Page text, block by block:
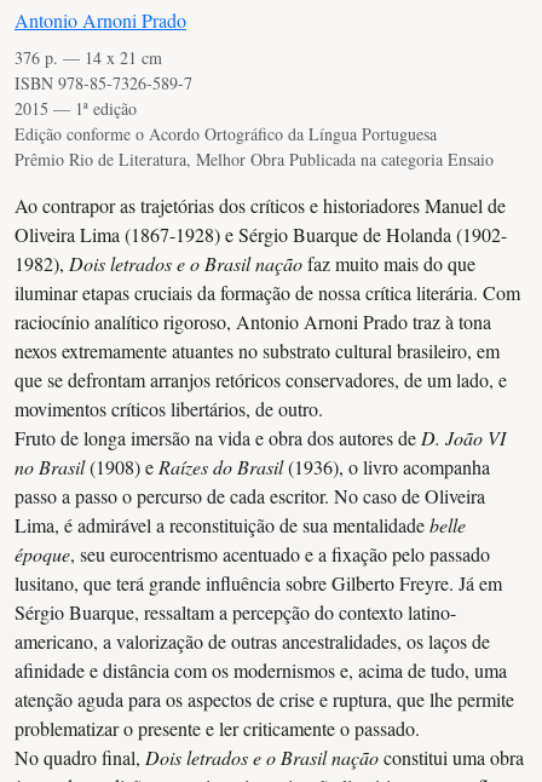
Antonio Arnoni Prado
376 p. — 14 x 21 cm
ISBN 978-85-7326-589-7
2015 — 1ª edição
Edição conforme o Acordo Ortográfico da Língua Portuguesa
Prêmio Rio de Literatura, Melhor Obra Publicada na categoria Ensaio
Ao contrapor as trajetórias dos críticos e historiadores Manuel de
Oliveira Lima (1867-1928) e Sérgio Buarque de Holanda (1902-
1982), Dois letrados e o Brasil naçãofaz muito mais do que
iluminar etapas cruciais da formação de nossa crítica literária. Com
raciocínio analítico rigoroso, Antonio Arnoni Prado traz à tona
nexos extremamente atuantes no substrato cultural brasileiro, em
que se defrontam arranjos retóricos conservadores, de um lado, e
movimentos críticos libertários, de outro.
Fruto de longa imersão na vida e obra dos autores de D. João VI
no Brasil(1908) e Raízes do Brasil(1936), o livro acompanha
passo a passo o percurso de cada escritor. No caso de Oliveira
Lima, é admirável a reconstituição de sua mentalidadebelle
époque, seu eurocentrismo acentuado e a fixação pelo passado
lusitano, que terá grande influência sobre Gilberto Freyre. Já em
Sérgio Buarque, ressaltam a percepção do contexto latino-
americano, a valorização de outras ancestralidades, os laços de
afinidade e distância com os modernismos e, acima de tudo, uma
atenção aguda para os aspectos de crise e ruptura, que lhe permite
problematizar o presente e ler criticamente o passado.
No quadro final, Dois letrados e o Brasil naçãoconstitui uma obra